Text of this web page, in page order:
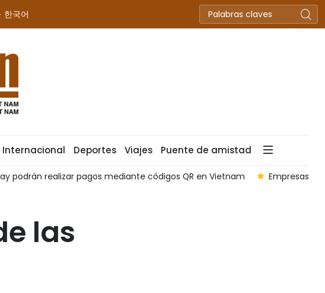
한국어
Internacional Deportes Viajes Puente de amistad
podrán realizar pagos mediante códigos QR en Vietnam Empresas
las